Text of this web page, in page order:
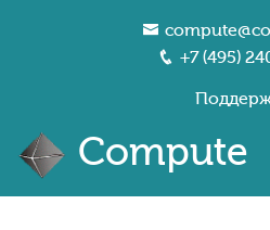
+7 (495)
Compute